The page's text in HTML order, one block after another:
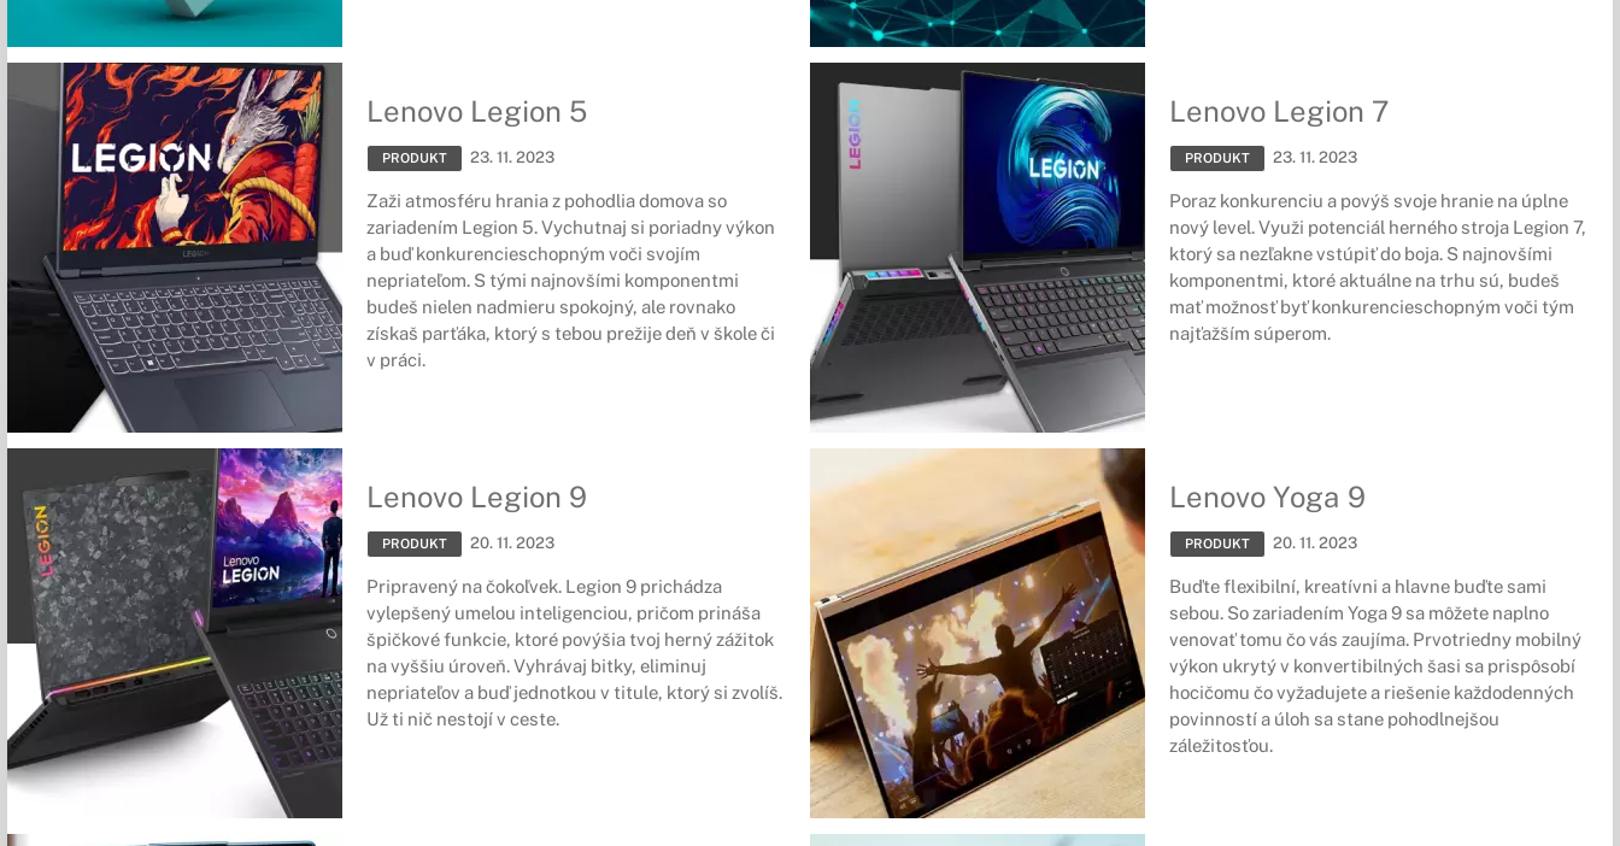
Lenovo Legion 5
PRODUKT 23. 11. 2023
Zaži atmosféru hrania z pohodlia domova so
zariadením Legion 5. Vychutnaj si poriadny výkon
a buď konkurencieschopným voči svojím
nepriateľom. S tými najnovšími komponentmi
budeš nielen nadmieru spokojný, ale rovnako
získaš parťáka, ktorý s tebou prežije deň v škole či
v práci.
Lenovo Legion 7
PRODUKT 23. 11. 2023
Poraz konkurenciu a povýš svoje hranie na úplne
nový level. Využi potenciál herného stroja Legion 7,
ktorý sa nezľakne vstúpiť do boja. S najnovšími
komponentmi, ktoré aktuálne na trhu sú, budeš
mať možnosť byť konkurencieschopným voči tým
najťažším súperom.
Lenovo Legion 9
PRODUKT 20. 11. 2023
Pripravený na čokoľvek. Legion 9 prichádza
vylepšený umelou inteligenciou, pričom prináša
špičkové funkcie, ktoré povýšia tvoj herný zážitok
na vyššiu úroveň. Vyhrávaj bitky, eliminuj
nepriateľov a buď jednotkou v titule, ktorý si zvolíš.
Už ti nič nestojí v ceste.
Lenovo Yoga 9
PRODUKT 20. 11. 2023
Buďte flexibilní, kreatívni a hlavne buďte sami
sebou. So zariadením Yoga 9 sa môžete naplno
venovať tomu čo vás zaujíma. Prvotriedny mobilný
výkon ukrytý v konvertibilných šasi sa prispôsobí
hocičomu čo vyžadujete a riešenie každodenných
povinností a úloh sa stane pohodlnejšou
záležitosťou.